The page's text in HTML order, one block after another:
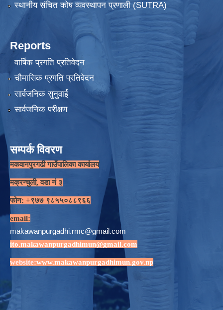
स्थानीय संचित कोष व्यवस्थापन प्रणाली (SUTRA)
Reports
वार्षिक प्रगति प्रतिवेदन
चौमासिक प्रगति प्रतिवेदन
सार्वजनिक सुनुवाई
सार्वजनिक परीक्षण
सम्पर्क विवरण
मकवानपुरगढी गाउँपालिका कार्यालय
मक्रन्चुली, वडा नं ३
फोन: +९७७ ९८५५०८८९६६
email:
makawanpurgadhi.rmc@gmail.com
ito.makawanpurgadhimun@gmail.com
website:www.makawanpurgadhimun.gov.np